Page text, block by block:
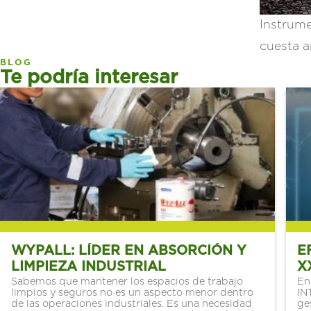
cuesta
BLOG
Te podría interesar
WYPALL: LÍDER EN ABSORCIÓN Y
LIMPIEZA INDUSTRIAL
Sabemos que mantener los espacios de trabajo
limpios y seguros no es un aspecto menor dentro
de las operaciones industriales. Es una necesidad